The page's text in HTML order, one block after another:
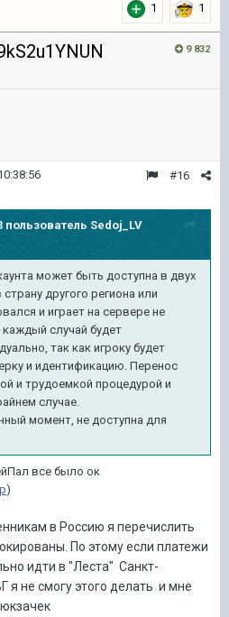
1 1
9 832
#16
пользователь Sedoj_LV
может быть доступна в двух
другого региона или
и играет на сервере не
случай будет
так как игроку будет
и идентификацию. Перенос
и трудоемкой процедурой и
случае.
момент, не доступна для
все было ок
)
в Россию я перечислить
По этому если платежи
идти в "Леста" Санкт-
я не смогу этого делать и мне